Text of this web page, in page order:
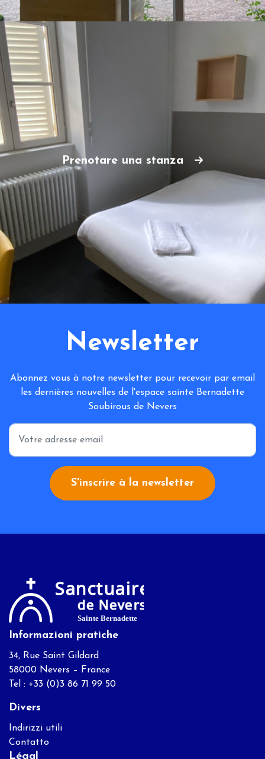
Prenotare una stanza
Newsletter
Abonnez vous à notre newsletter pour recevoir par email
les dernières nouvelles de l'espace sainte Bernadette
Soubirous de Nevers
*
S'inscrire à la newsletter
Informazioni pratiche
34, Rue Saint Gildard
58000 Nevers – France
Tel : +33 (0)3 86 71 99 50
Divers
Indirizzi utili
Contatto
Légal